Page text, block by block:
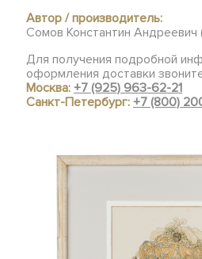
Автор / производитель:
Сомов Константин Андреевич
Для получения подробной
оформления доставки
Москва:+7 (925) 963-62-21
Санкт-Петербург:+7 (800)